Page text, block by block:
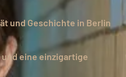
und Geschichte in Berlin
eine einzigartige